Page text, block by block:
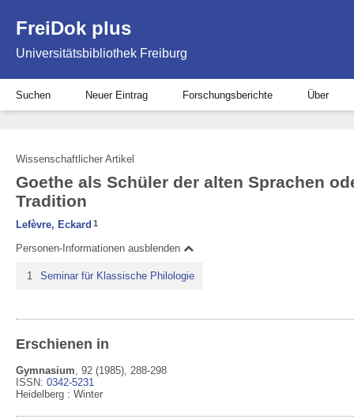
FreiDok plus
Universitätsbibliothek Freiburg
Suchen Neuer Eintrag Forschungsberichte Über
Wissenschaftlicher Artikel
Goethe als Schüler der alten Sprachen
Tradition
Lefèvre, Eckard 1
Personen-Informationen ausblenden
1 Seminar für Klassische Philologie
Erschienen in
Gymnasium, 92 (1985), 288-298
ISSN: 0342-5231
Heidelberg : Winter